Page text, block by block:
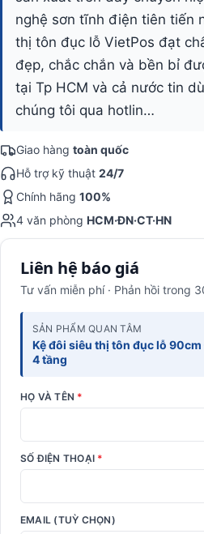
nghệ sơn tĩnh điện tiên tiến
thị tôn đục lỗ VietPos đạt
đẹp, chắc chắn và bền bỉ
tại Tp HCM và cả nước tin
chúng tôi qua hotlin…
Giao hàng toàn quốc
Hỗ trợ kỹ thuật 24/7
Chính hãng 100%
4 văn phòng HCM·ĐN·CT·HN
Liên hệ báo giá
Tư vấn miễn phí · Phản hồi trong
SẢN PHẨM QUAN TÂM
Kệ đôi siêu thị tôn đục lỗ
4 tầng
HỌ VÀ TÊN *
SỐ ĐIỆN THOẠI *
EMAIL (TUỲ CHỌN)